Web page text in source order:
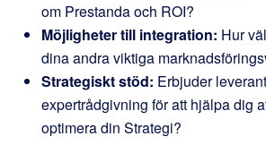
om Prestanda och ROI?
Möjligheter till integration: Hur
dina andra viktiga
Strategiskt stöd: Erbjuder
expertrådgivning för att hjälpa dig
optimera din Strategi?